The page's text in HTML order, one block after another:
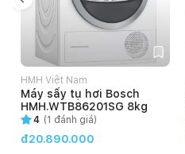
HMH Việt Nam
Máy sấy tụ hơi Bosch
HMH.WTB86201SG 8kg
4 (1 đánh giá)
đ20.890.000